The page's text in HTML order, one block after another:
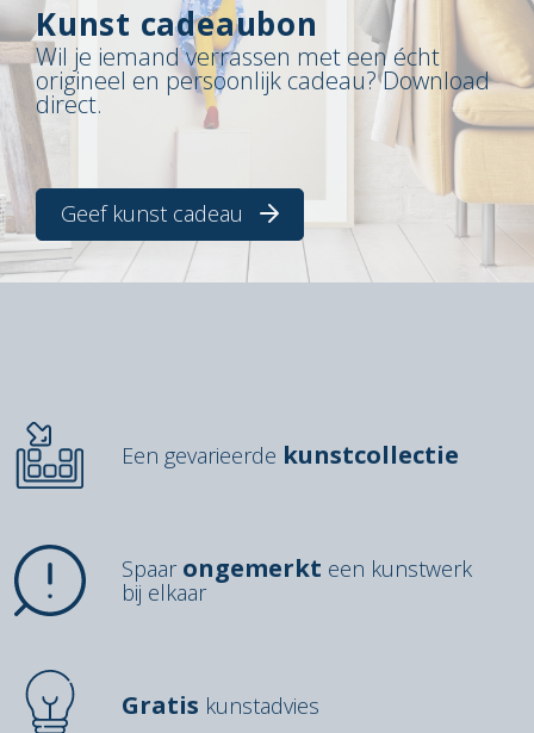
Kunst cadeaubon
Wil je iemand verrassen met een écht
origineel en persoonlijk cadeau? Download
direct.
Geef kunst cadeau
Een gevarieerde kunstcollectie
Spaar ongemerkt een kunstwerk
bij elkaar
Gratis kunstadvies